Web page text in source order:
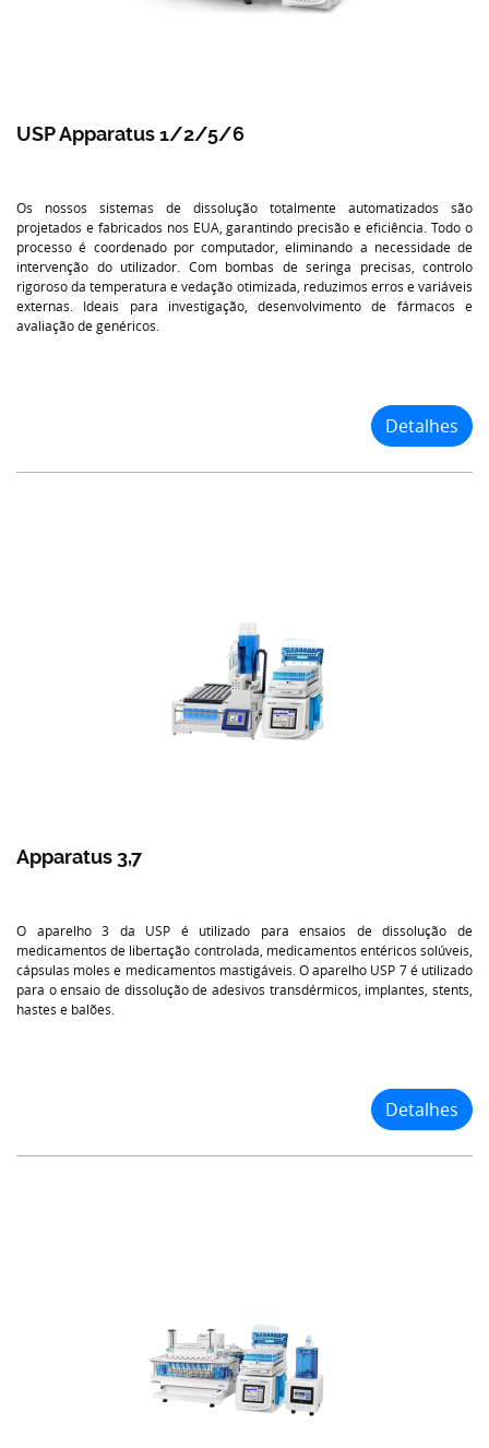
USP Apparatus 1/2/5/6
Os nossos sistemas de dissolução totalmente automatizados são
projetados e fabricados nos EUA, garantindo precisão e eficiência. Todo o
processo é coordenado por computador, eliminando a necessidade de
intervenção do utilizador. Com bombas de seringa precisas, controlo
rigoroso da temperatura e vedação otimizada, reduzimos erros e variáveis
externas. Ideais para investigação, desenvolvimento de fármacos e
avaliação de genéricos.
Detalhes
Apparatus 3,7
O aparelho 3 da USP é utilizado para ensaios de dissolução de
medicamentos de libertação controlada, medicamentos entéricos solúveis,
cápsulas moles e medicamentos mastigáveis. O aparelho USP 7 é utilizado
para o ensaio de dissolução de adesivos transdérmicos, implantes, stents,
hastes e balões.
Detalhes